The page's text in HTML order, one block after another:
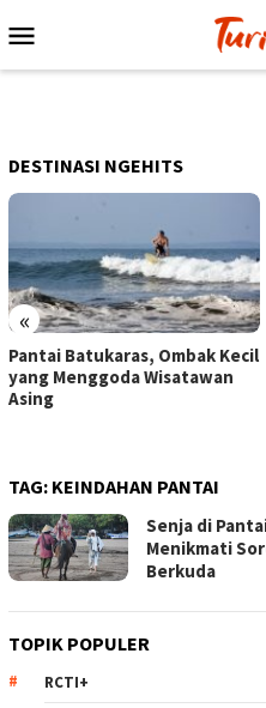
ke
Mobile
DESTINASI NGEHITS
«
Pantai Batukaras, Ombak Kecil
yang Menggoda Wisatawan
Asing
TAG: KEINDAHAN PANTAI
Senja di
Menikmati
Berkuda
TOPIK POPULER
RCTI+